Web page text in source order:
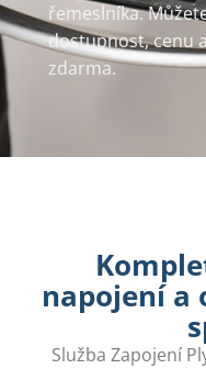
řemeslníka.
dostupnost, cenu
zdarma.
napojení a
Služba Zapojení